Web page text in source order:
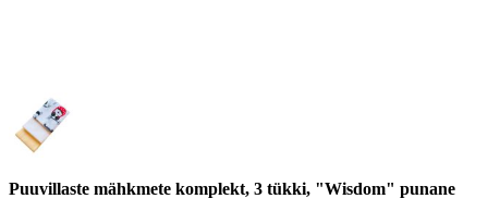
Puuvillaste mähkmete komplekt, 3 tükki, "Wisdom" punane